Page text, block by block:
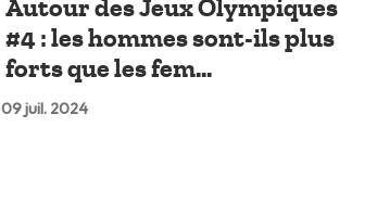
Autour des Jeux Olympiques
#4 : les hommes sont-ils plus
forts que les fem...
09 juil. 2024